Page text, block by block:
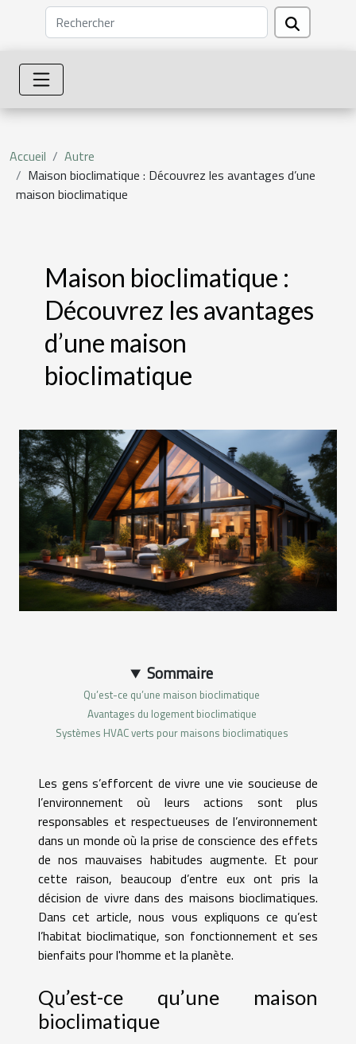
Accueil
Autre
Maison bioclimatique : Découvrez les avantages d’une
maison bioclimatique
Maison bioclimatique :
Découvrez les avantages
d’une maison
bioclimatique
Sommaire
Qu’est-ce qu’une maison bioclimatique
Avantages du logement bioclimatique
Systèmes HVAC verts pour maisons bioclimatiques
Les gens s’efforcent de vivre une vie soucieuse de
l’environnement où leurs actions sont plus
responsables et respectueuses de l’environnement
dans un monde où la prise de conscience des effets
de nos mauvaises habitudes augmente. Et pour
cette raison, beaucoup d’entre eux ont pris la
décision de vivre dans des maisons bioclimatiques.
Dans cet article, nous vous expliquons ce qu’est
l’habitat bioclimatique, son fonctionnement et ses
bienfaits pour l'homme et la planète.
Qu’est-ce qu’une maison
bioclimatique